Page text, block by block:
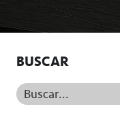
BUSCAR
Buscar...